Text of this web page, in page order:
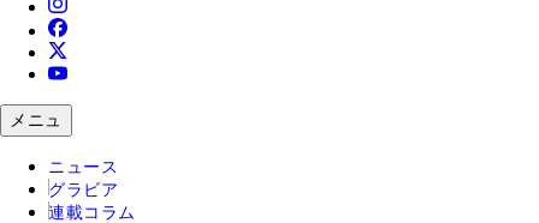
メニュ
ニュース
グラビア
連載コラム